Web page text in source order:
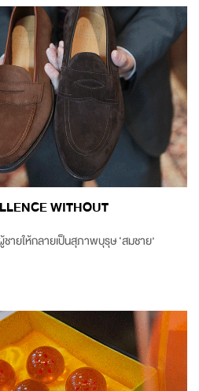
WITHOUT
ายให้กลายเป็นสุภาพบุรุษ ‘สมชาย’